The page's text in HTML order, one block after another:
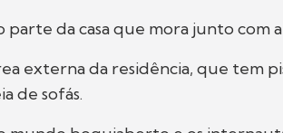
parte da casa que mora junto com
externa da residência, que tem
de sofás.